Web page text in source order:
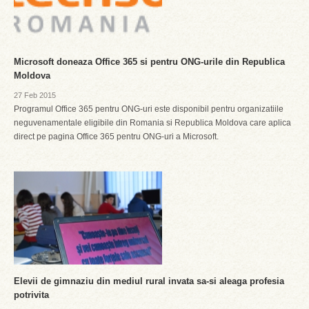
Microsoft doneaza Office 365 si pentru ONG-urile din Republica
Moldova
27 Feb 2015
Programul Office 365 pentru ONG-uri este disponibil pentru organizatiile
neguvenamentale eligibile din Romania si Republica Moldova care aplica
direct pe pagina Office 365 pentru ONG-uri a Microsoft.
Elevii de gimnaziu din mediul rural invata sa-si aleaga profesia
potrivita